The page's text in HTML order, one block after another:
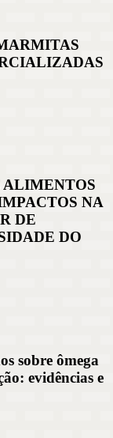
ALIMENTOS
NA
DE
DO
sobre ômega
evidências e